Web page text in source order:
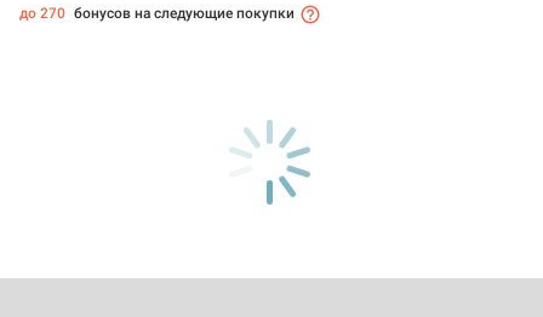
до 270 бонусов на следующие покупки